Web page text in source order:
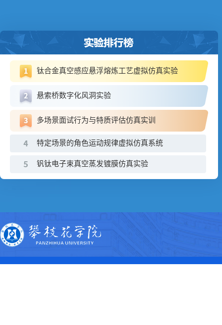
钛合金真空感应悬浮熔炼工艺虚拟仿真实验
悬索桥数字化风洞实验
多场景面试行为与特质评估仿真实训
特定场景的角色运动规律虚拟仿真系统
钒钛电子束真空蒸发镀膜仿真实验